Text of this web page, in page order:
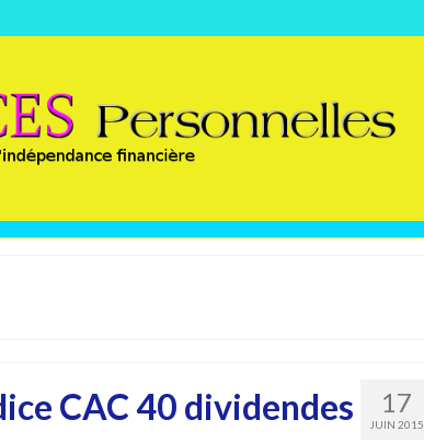
17
JUIN 2015
CAC 40 dividendes